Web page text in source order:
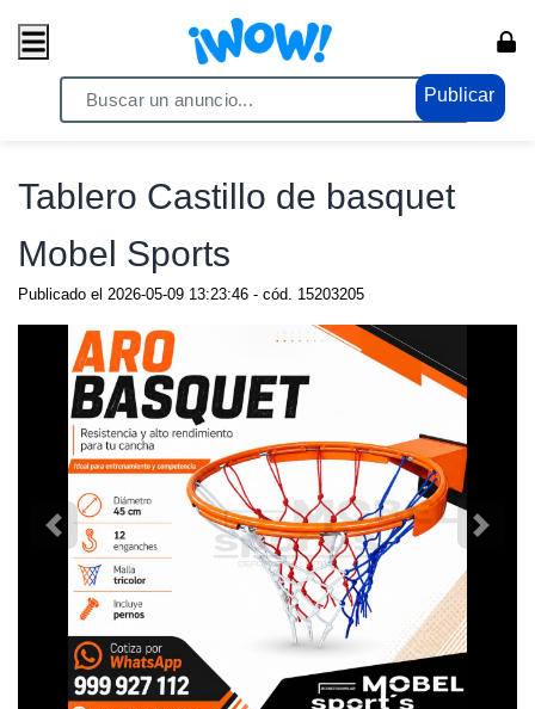
Publicar
/ Comercio / Anuncios
Tablero Castillo de basquet
Mobel Sports
Publicado el 2026-05-09 13:23:46 - cód. 15203205